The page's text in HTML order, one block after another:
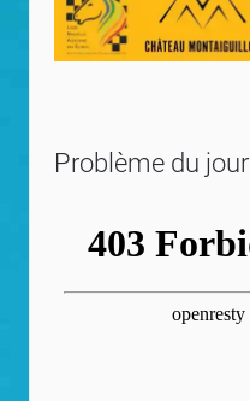
Problème du jour